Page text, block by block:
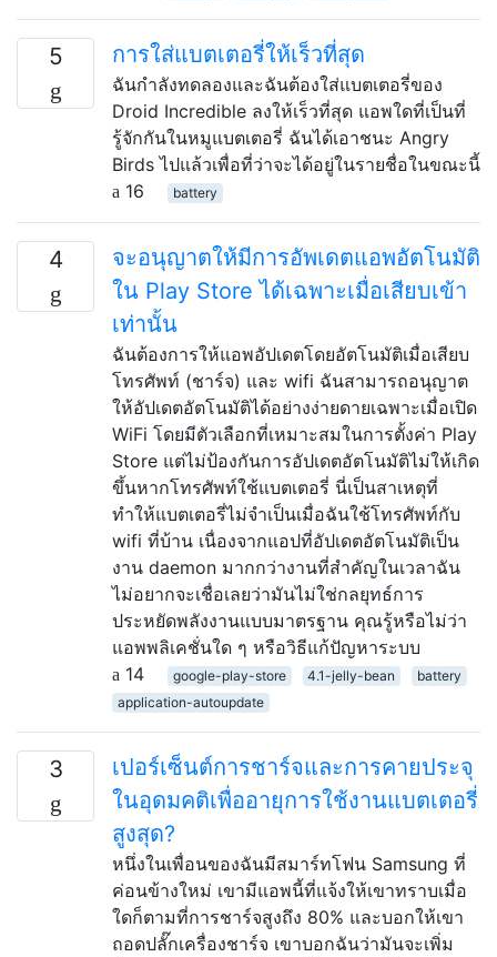
5 การใส่แบตเตอรี่ให้เร็วที่สุด
ฉันกำลังทดลองและฉันต้องใส่แบตเตอรี่ของ
Droid Incredible ลงให้เร็วที่สุด แอพใดที่เป็นที่
รู้จักกันในหมูแบตเตอรี่ ฉันได้เอาชนะ Angry
Birds ไปแล้วเพื่อที่ว่าจะได้อยู่ในรายชื่อในขณะนี้
16
battery
4
จะอนุญาตให้มีการอัพเดตแอพอัตโนมัติ
ใน Play Store ได้เฉพาะเมื่อเสียบเข้า
เท่านั้น
ฉันต้องการให้แอพอัปเดตโดยอัตโนมัติเมื่อเสียบ
โทรศัพท์ (ชาร์จ) และ wifi ฉันสามารถอนุญาต
ให้อัปเดตอัตโนมัติได้อย่างง่ายดายเฉพาะเมื่อเปิด
WiFi โดยมีตัวเลือกที่เหมาะสมในการตั้งค่า Play
Store แต่ไม่ป้องกันการอัปเดตอัตโนมัติไม่ให้เกิด
ขึ้นหากโทรศัพท์ใช้แบตเตอรี่ นี่เป็นสาเหตุที่
ทำให้แบตเตอรี่ไม่จำเป็นเมื่อฉันใช้โทรศัพท์กับ
wifi ที่บ้าน เนื่องจากแอปที่อัปเดตอัตโนมัติเป็น
งาน daemon มากกว่างานที่สำคัญในเวลาฉัน
ไม่อยากจะเชื่อเลยว่ามันไม่ใช่กลยุทธ์การ
ประหยัดพลังงานแบบมาตรฐาน คุณรู้หรือไม่ว่า
แอพพลิเคชั่นใด ๆ หรือวิธีแก้ปัญหาระบบ
14
google-play-store 4.1-jelly-bean
battery
application-autoupdate
3
เปอร์เซ็นต์การชาร์จและการคายประจุ
ในอุดมคติเพื่ออายุการใช้งานแบตเตอรี่
สูงสุด?
หนึ่งในเพื่อนของฉันมีสมาร์ทโฟน Samsung ที่
ค่อนข้างใหม่ เขามีแอพนี้ที่แจ้งให้เขาทราบเมื่อ
ใดก็ตามที่การชาร์จสูงถึง 80% และบอกให้เขา
ถอดปลั๊กเครื่องชาร์จ เขาบอกฉันว่ามันจะเพิ่ม